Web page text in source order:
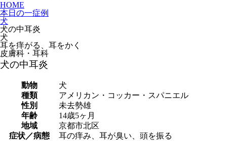
HOME
本日の一症例
犬
犬の中耳炎
犬
耳を痒がる、耳をかく
皮膚科・耳科
犬の中耳炎
動物
犬
種類
アメリカン・コッカー・スパニエル
性別
未去勢雄
年齢
14歳5ヶ月
地域
京都市北区
症状／病態
耳の痒み、耳が臭い、頭を振る